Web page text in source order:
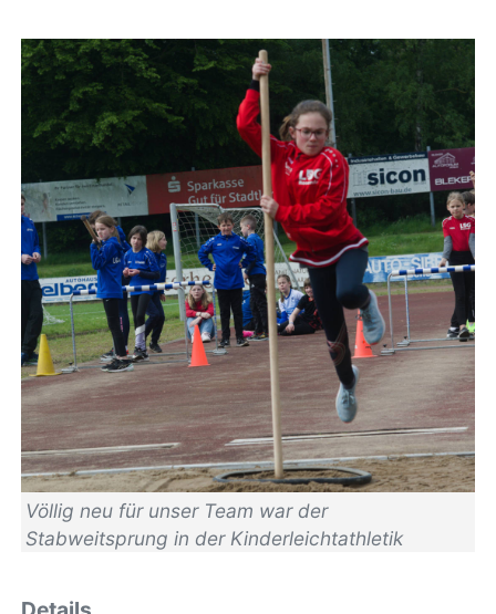
Völlig neu für unser Team war der
Stabweitsprung in der Kinderleichtathletik